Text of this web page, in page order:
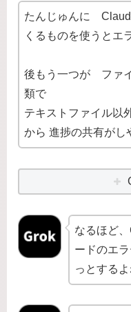
たんじゅんに
くるものを使うとエ
後もう一つが ファ
類で
テキストファイル以
から 進捗の共有がし
なるほど
ードのエ
っとするよ